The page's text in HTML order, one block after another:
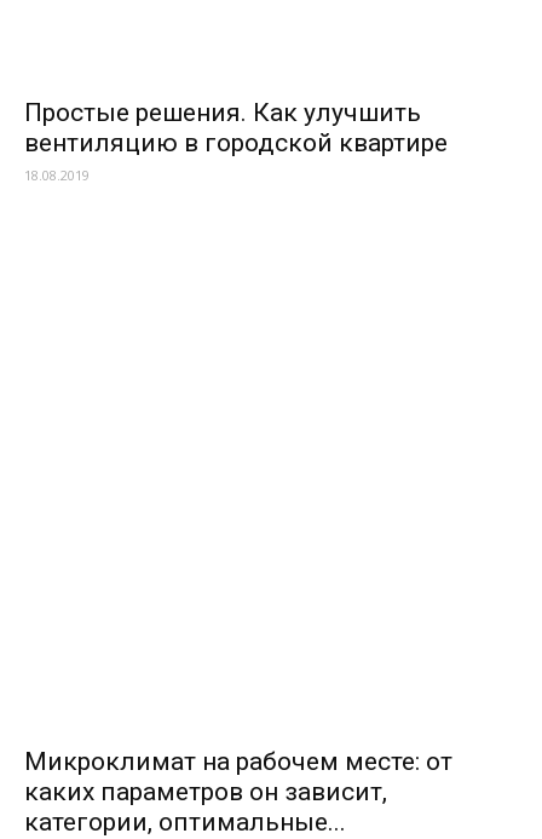
Простые решения. Как улучшить
вентиляцию в городской квартире
18.08.2019
Микроклимат на рабочем месте: от
каких параметров он зависит,
категории, оптимальные...